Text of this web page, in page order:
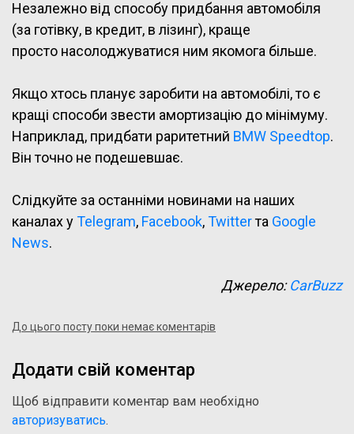
Незалежно від способу придбання автомобіля
(за готівку, в кредит, в лізинг), краще
просто насолоджуватися ним якомога більше.
Якщо хтось планує заробити на автомобілі, то є
кращі способи звести амортизацію до мінімуму.
Наприклад, придбати раритетний BMW Speedtop.
Він точно не подешевшає.
Слідкуйте за останніми новинами на наших
каналах уTelegram, Facebook,Twitterта Google
News.
Джерело:CarBuzz
До цього посту поки немає коментарів
Додати свій коментар
Щоб відправити коментар вам необхідно
авторизуватись.